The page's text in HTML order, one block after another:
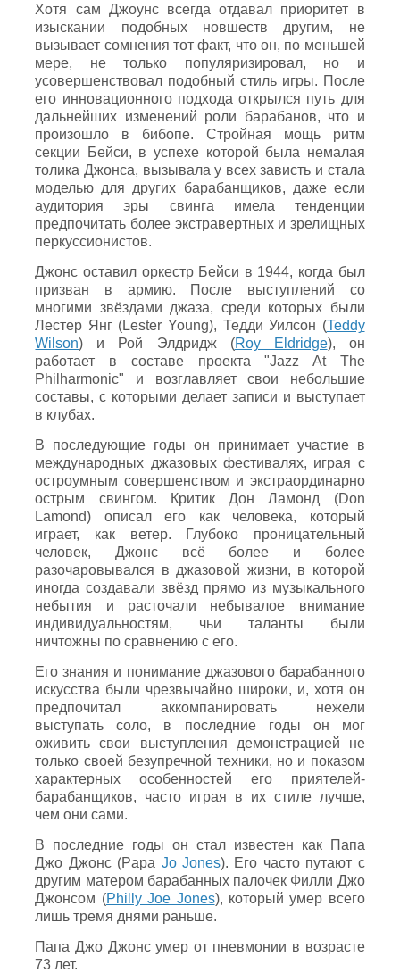
Хотя сам Джоунс всегда отдавал приоритет в
изыскании подобных новшеств другим, не
вызывает сомнения тот факт, что он, по меньшей
мере, не только популяризировал, но и
усовершенствовал подобный стиль игры. После
его инновационного подхода открылся путь для
дальнейших изменений роли барабанов, что и
произошло в бибопе. Стройная мощь ритм
секции Бейси, в успехе которой была немалая
толика Джонса, вызывала у всех зависть и стала
моделью для других барабанщиков, даже если
аудитория эры свинга имела тенденции
предпочитать более экстравертных и зрелищных
перкуссионистов.
Джонс оставил оркестр Бейси в 1944, когда был
призван в армию. После выступлений со
многими звёздами джаза, среди которых были
Лестер Янг (Lester Young), Тедди Уилсон (Teddy
Wilson) и Рой Элдридж (Roy Eldridge), он
работает в составе проекта "Jazz At The
Philharmonic" и возглавляет свои небольшие
составы, с которыми делает записи и выступает
в клубах.
В последующие годы он принимает участие в
международных джазовых фестивалях, играя с
остроумным совершенством и экстраординарно
острым свингом. Критик Дон Ламонд (Don
Lamond) описал его как человека, который
играет, как ветер. Глубоко проницательный
человек, Джонс всё более и более
разочаровывался в джазовой жизни, в которой
иногда создавали звёзд прямо из музыкального
небытия и расточали небывалое внимание
индивидуальностям, чьи таланты были
ничтожны по сравнению с его.
Его знания и понимание джазового барабанного
искусства были чрезвычайно широки, и, хотя он
предпочитал аккомпанировать нежели
выступать соло, в последние годы он мог
оживить свои выступления демонстрацией не
только своей безупречной техники, но и показом
характерных особенностей его приятелей-
барабанщиков, часто играя в их стиле лучше,
чем они сами.
В последние годы он стал известен как Папа
Джо Джонс (Papa Jo Jones). Его часто путают с
другим матером барабанных палочек Филли Джо
Джонсом (Philly Joe Jones), который умер всего
лишь тремя днями раньше.
Папа Джо Джонс умер от пневмонии в возрасте
73 лет.